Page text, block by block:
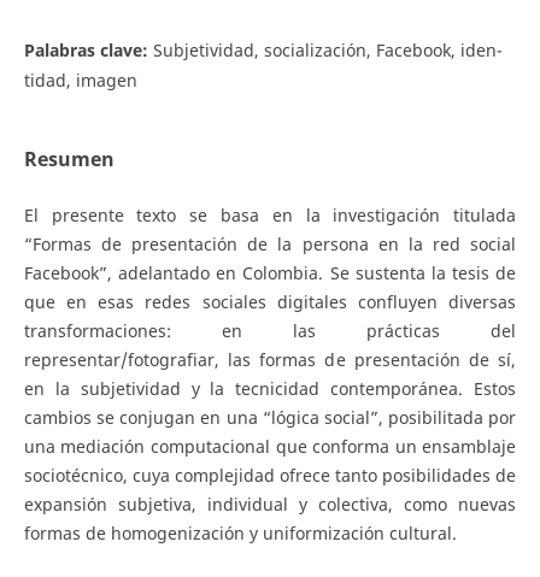
Palabras clave: Subjetividad, socialización, Facebook, iden-
tidad, imagen
Resumen
El presente texto se basa en la investigación titulada
“Formas de presentación de la persona en la red social
Facebook”, adelantado en Colombia. Se sustenta la tesis de
que en esas redes sociales digitales confluyen diversas
transformaciones: en las prácticas del
representar/fotografiar, las formas de presentación de sí,
en la subjetividad y la tecnicidad contemporánea. Estos
cambios se conjugan en una “lógica social”, posibilitada por
una mediación computacional que conforma un ensamblaje
sociotécnico, cuya complejidad ofrece tanto posibilidades de
expansión subjetiva, individual y colectiva, como nuevas
formas de homogenización y uniformización cultural.